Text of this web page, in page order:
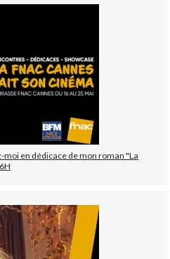
en dédicace de mon roman "La